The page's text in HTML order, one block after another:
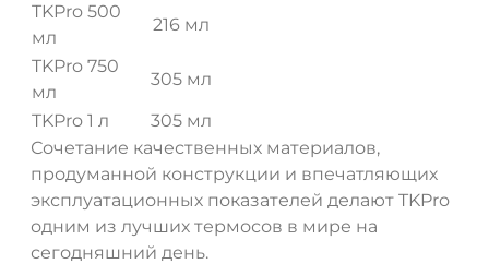
TKPro 500
мл
216 мл
TKPro 750
мл
305 мл
TKPro 1 л
305 мл
Сочетание качественных материалов,
продуманной конструкции и впечатляющих
эксплуатационных показателей делают TKPro
одним из лучших термосов в мире на
сегодняшний день.